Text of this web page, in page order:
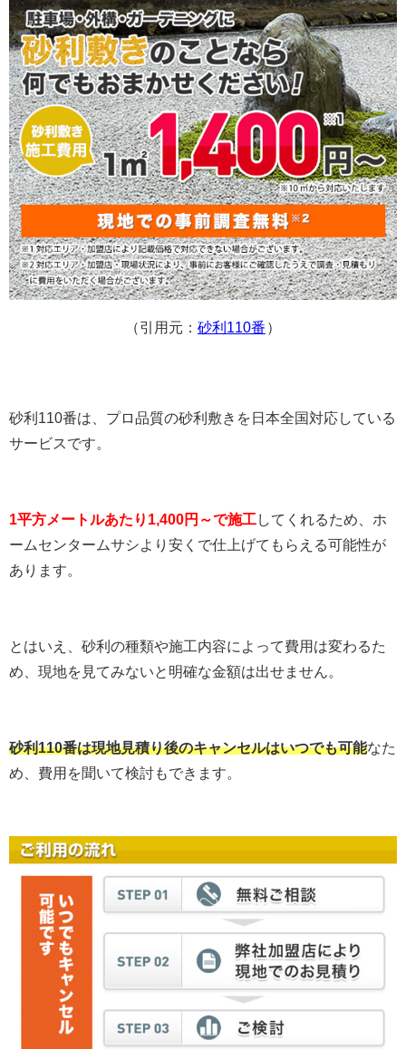
（引用元： 砂利110番 ）
砂利110番は、プロ品質の砂利敷きを日本全国対応している
サービスです。
1平方メートルあたり1,400円～で施工 してくれるため、ホ
ームセンタームサシより安くで仕上げてもらえる可能性が
あります。
とはいえ、砂利の種類や施工内容によって費用は変わるた
め、現地を見てみないと明確な金額は出せません。
砂利110番は現地見積り後のキャンセルはいつでも可能なた
め、費用を聞いて検討もできます。